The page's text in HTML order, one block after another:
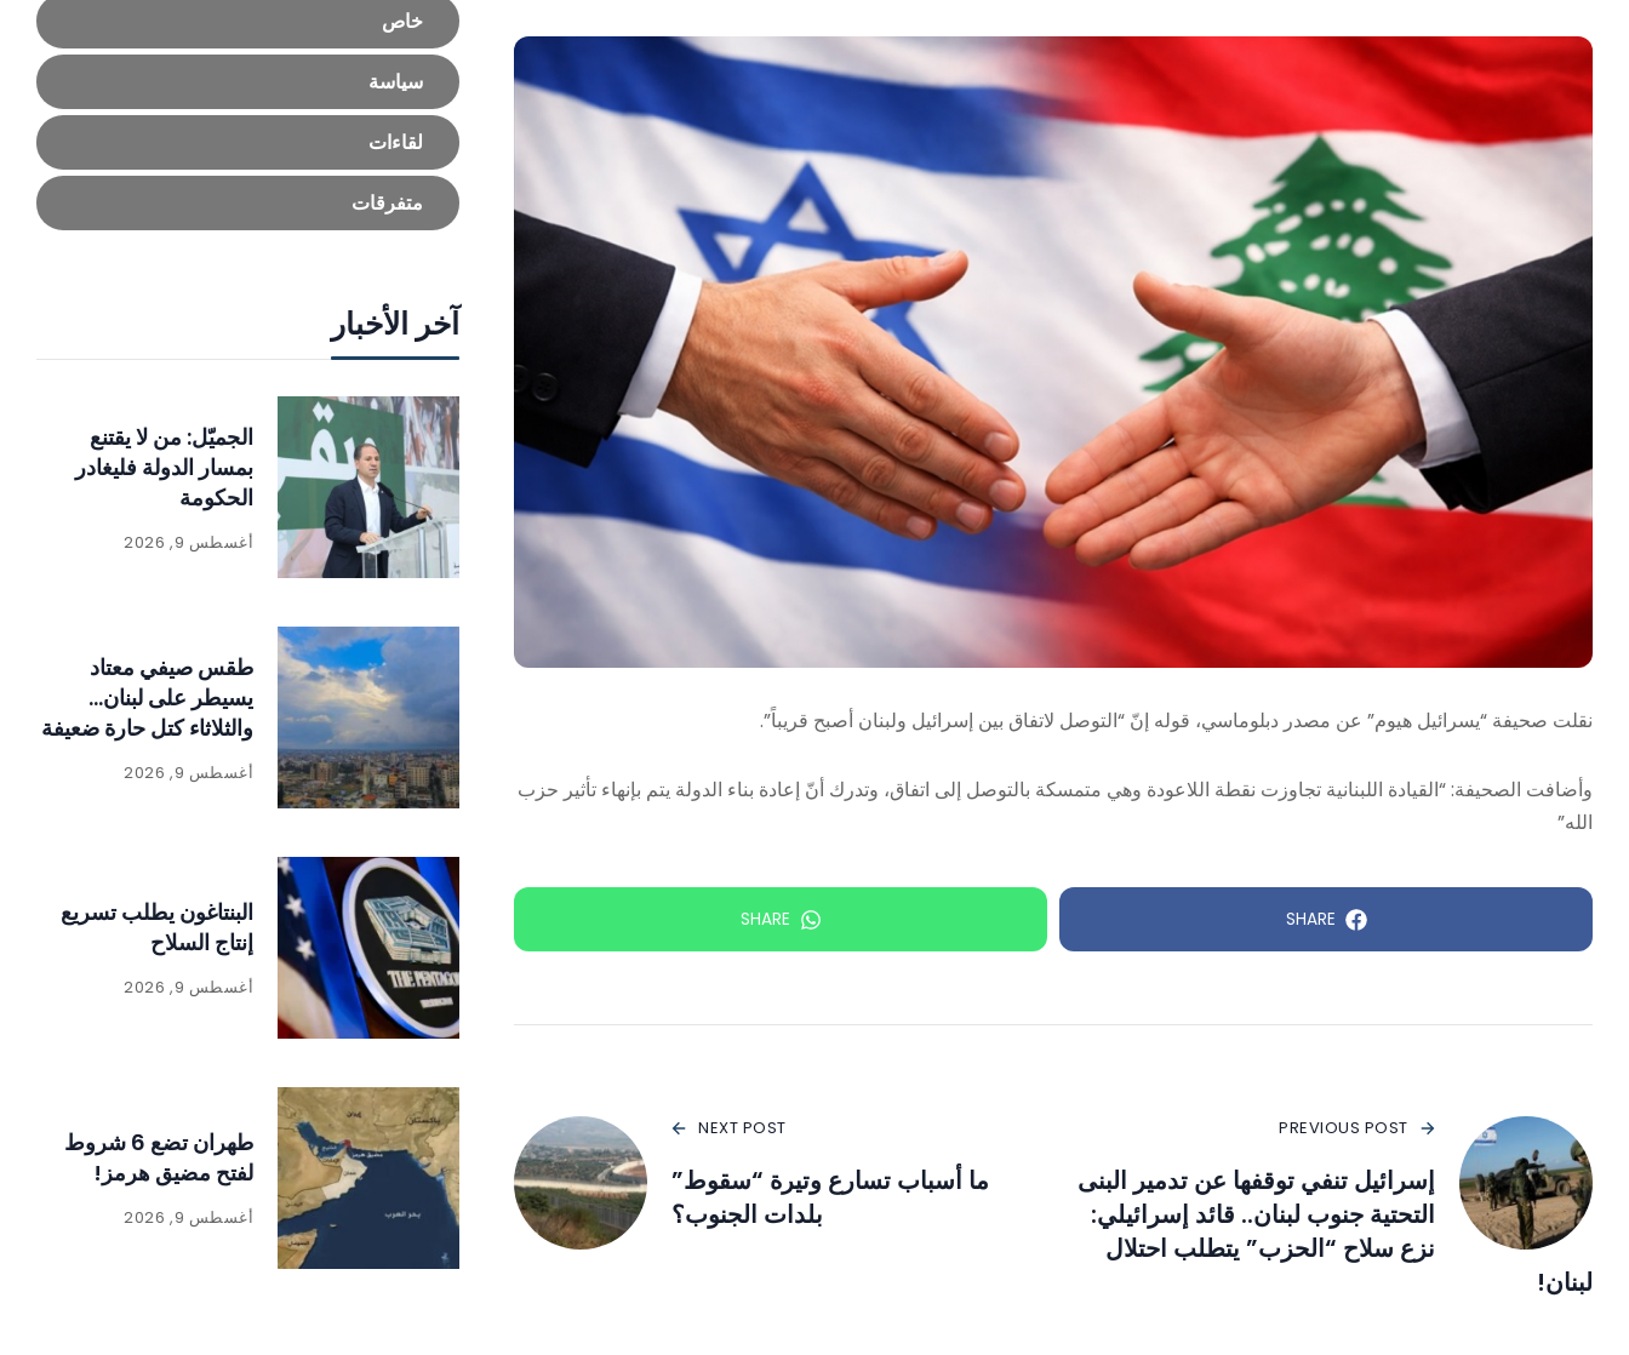
نقلت صحيفة “يسرائيل هيوم” عن مصدر دبلوماسي، قوله إنّ “التوصل لاتفاق بين إسرائيل ولبنان أصبح قريباً”.
وأضافت الصحيفة: “القيادة اللبنانية تجاوزت نقطة اللاعودة وهي متمسكة بالتوصل إلى اتفاق، وتدرك أنّ إعادة بناء الدولة يتم بإنهاء تأثير حزب
الله”
SHARE
SHARE
PREVIOUS POST
إسرائيل تنفي توقفها عن تدمير البنى
التحتية جنوب لبنان.. قائد إسرائيلي:
نزع سلاح “الحزب” يتطلب احتلال
لبنان!
NEXT POST
ما أسباب تسارع وتيرة “سقوط”
بلدات الجنوب؟
خاص
سياسة
لقاءات
متفرقات
آخر الأخبار
الجميّل: من لا يقتنع
بمسار الدولة فليغادر
الحكومة
أغسطس 9, 2026
طقس صيفي معتاد
يسيطر على لبنان…
والثلاثاء كتل حارة ضعيفة
الفعالية
أغسطس 9, 2026
البنتاغون يطلب تسريع
إنتاج السلاح
أغسطس 9, 2026
طهران تضع 6 شروط
لفتح مضيق هرمز!
أغسطس 9, 2026